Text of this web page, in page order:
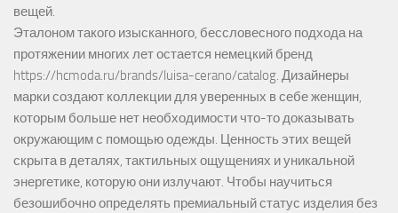
вещей.
Эталоном такого изысканного, бессловесного подхода на
протяжении многих лет остается немецкий бренд
https://hcmoda.ru/brands/luisa-cerano/catalog. Дизайнеры
марки создают коллекции для уверенных в себе женщин,
которым больше нет необходимости что-то доказывать
окружающим с помощью одежды. Ценность этих вещей
скрыта в деталях, тактильных ощущениях и уникальной
энергетике, которую они излучают. Чтобы научиться
безошибочно определять премиальный статус изделия без